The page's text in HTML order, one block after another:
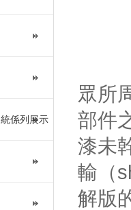
係列展示
眾所
部件
漆未
輸（
解版